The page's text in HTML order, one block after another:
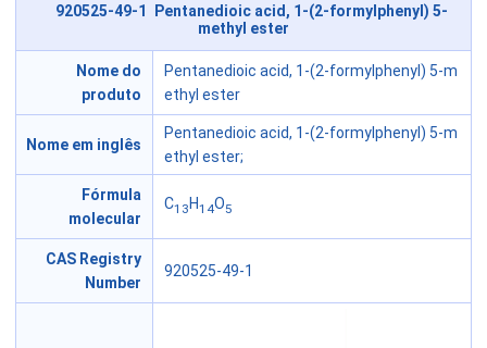
920525-49-1 Pentanedioic acid, 1-(2-formylphenyl) 5-
methyl ester
Nome do
produto
Pentanedioic acid, 1-(2-formylphenyl) 5-m
ethyl ester
Nome em inglês
Pentanedioic acid, 1-(2-formylphenyl) 5-m
ethyl ester;
Fórmula
molecular
C13 H14O5
CAS Registry
Number
920525-49-1